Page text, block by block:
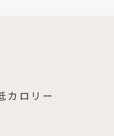
カロリー